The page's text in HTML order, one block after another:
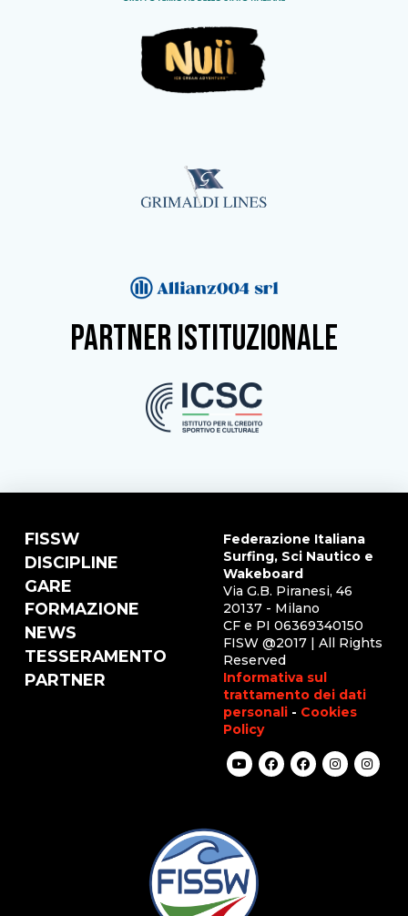
partner istituzionale
FISSW
DISCIPLINE
GARE
FORMAZIONE
NEWS
TESSERAMENTO
PARTNER
Federazione Italiana
Surfing, Sci Nautico e
Wakeboard
Via G.B. Piranesi, 46
20137 - Milano
CF e PI 06369340150
FISW @2017 | All Rights
Reserved
Informativa sul
trattamento dei dati
personali - Cookies
Policy